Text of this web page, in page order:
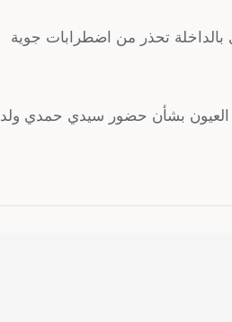
بالداخلة تحذر من اضطرابات جوية
العيون بشأن حضور سيدي حمدي ولد